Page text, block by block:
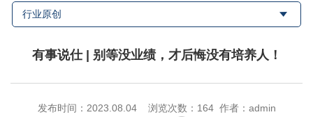
行业原创
有事说仕 | 别等没业绩，才后悔没有培养人！
发布时间：2023.08.04 浏览次数： 164 作者：admin